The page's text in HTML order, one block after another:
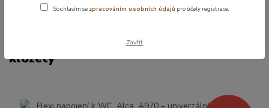
univerzální odpadní manžeta pro
klozety
Souhlasím se zpracováním osobních údajů pro účely registrace.
Zavřít